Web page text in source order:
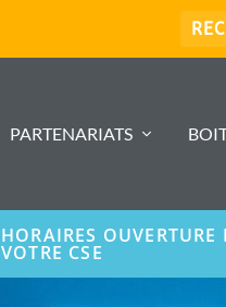
PARTENARIATS
HORAIRES OUVERTURE
VOTRE CSE